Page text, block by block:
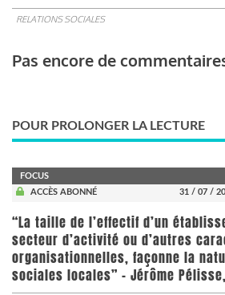
RELATIONS SOCIALES
Pas encore de
POUR PROLONGER LA LECTURE
FOCUS
ACCÈS ABONNÉ
31 / 07 /
“La taille de l’effectif d’un
secteur d’activité ou d’autres
organisationnelles, façonne la
sociales locales” - Jérôme